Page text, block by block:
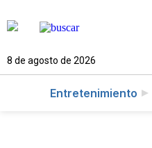
8 de agosto de 2026
Entretenimiento